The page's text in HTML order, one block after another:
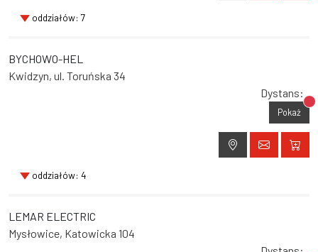
oddziałów: 7
BYCHOWO-HEL
Kwidzyn, ul. Toruńska 34
Dystans:
Pokaż
oddziałów: 4
LEMAR ELECTRIC
Mysłowice, Katowicka 104